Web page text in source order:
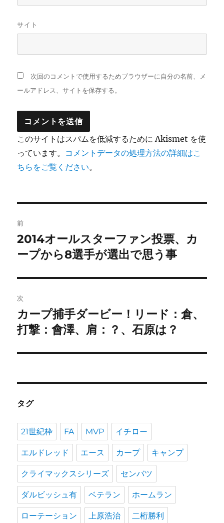
サイト
次回のコメントで使用するためブラウザーに自分の名前、メ
ールアドレス、サイトを保存する。
このサイトはスパムを低減するために Akismet を使
っています。 コメントデータの処理方法の詳細はこ
ちらをご覧ください。
稿
ナ
ビ
ゲ
ー
シ
ン
前
前
の
稿:
2014オールスターファン投票、カ
ープから8選手が選出で思う事
次
次
の
稿:
カープ捕手ダービー！リード：倉、
打撃：會澤、肩：？、石原は？
タグ
21世紀枠 FA MVP イチロー
エルドレッド エース カープ キャンプ
クライマックスシリーズ センバツ
ダルビッシュ有 ベテラン ホームラン
ローテーション 上原浩治 二桁勝利